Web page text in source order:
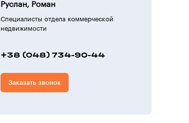
Руслан, Роман
Специалисты отдела коммерческой
недвижимости
+38 (048) 734-90-44
Заказать звонок